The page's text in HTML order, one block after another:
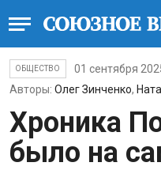
ОБЩЕСТВО
01 сентября
Авторы: Олег Зинченко,
Хроника
было на